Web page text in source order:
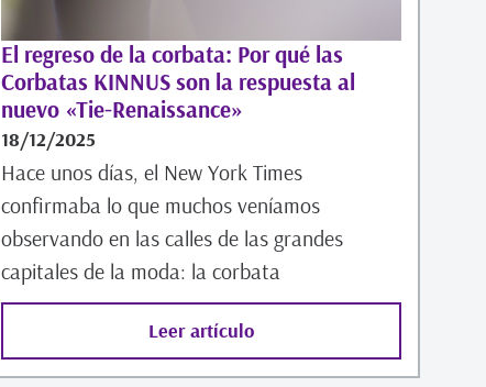
El regreso de la corbata: Por qué las
Corbatas KINNUS son la respuesta al
nuevo «Tie-Renaissance»
18/12/2025
Hace unos días, el New York Times
confirmaba lo que muchos veníamos
observando en las calles de las grandes
capitales de la moda: la corbata
Leer artículo